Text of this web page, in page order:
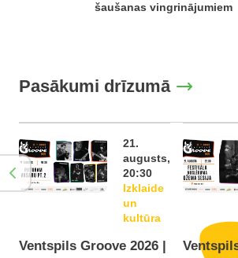
šaušanas vingrinājumiem
Pasākumi drīzumā
21.
augusts,
20:30
Izklaide
un
kultūra
Ventspils Groove 2026 |